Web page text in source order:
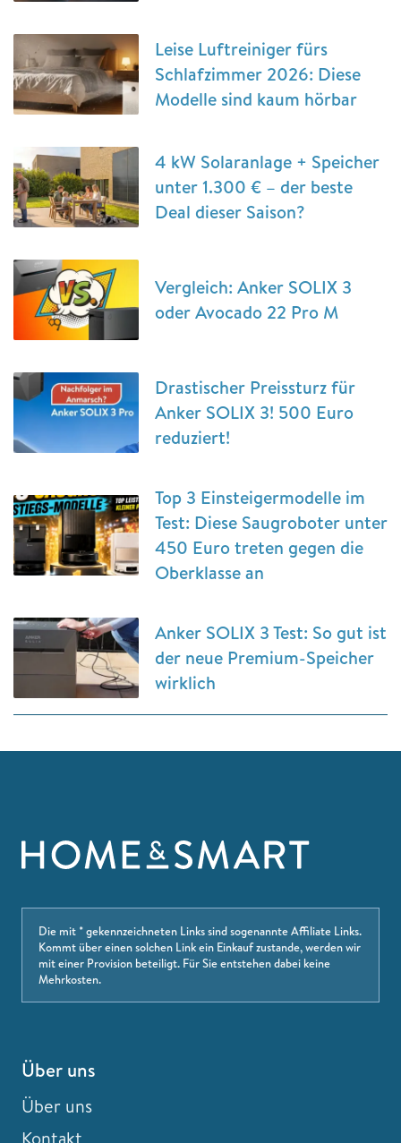
Leise Luftreiniger fürs
Schlafzimmer 2026: Diese
Modelle sind kaum hörbar
4 kW Solaranlage + Speicher
unter 1.300 € – der beste
Deal dieser Saison?
Vergleich: Anker SOLIX 3
oder Avocado 22 Pro M
Drastischer Preissturz für
Anker SOLIX 3! 500 Euro
reduziert!
Top 3 Einsteigermodelle im
Test: Diese Saugroboter unter
450 Euro treten gegen die
Oberklasse an
Anker SOLIX 3 Test: So gut ist
der neue Premium-Speicher
wirklich
Die mit * gekennzeichneten Links sind sogenannte Affiliate Links.
Kommt über einen solchen Link ein Einkauf zustande, werden wir
mit einer Provision beteiligt. Für Sie entstehen dabei keine
Mehrkosten.
Über uns
Über uns